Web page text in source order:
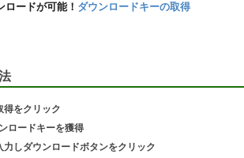
ロードが可能！ ダウンロードキーの取得
得をクリック
ロードキーを獲得
力しダウンロードボタンをクリック